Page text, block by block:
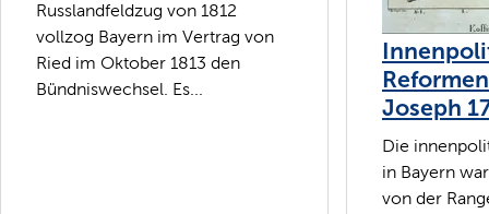
Russlandfeldzug von 1812
vollzog Bayern im Vertrag von
Ried im Oktober 1813 den
Bündniswechsel. Es...
Joseph
Die
in Bayern
von der